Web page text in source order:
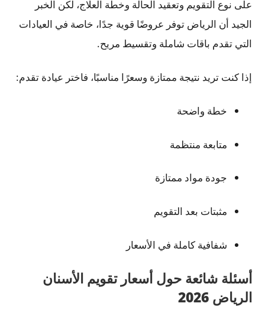
على نوع التقويم وتعقيد الحالة وخطة العلاج، لكن الخبر
الجيد أن الرياض توفر عروضًا قوية جدًا، خاصة في العيادات
التي تقدم باقات شاملة وتقسيط مريح.
إذا كنت تريد نتيجة ممتازة وسعرًا مناسبًا، فاختر عيادة تقدم:
خطة واضحة
متابعة منتظمة
جودة مواد ممتازة
مثبتات بعد التقويم
شفافية كاملة في الأسعار
أسئلة شائعة حول أسعار تقويم الأسنان
الرياض 2026